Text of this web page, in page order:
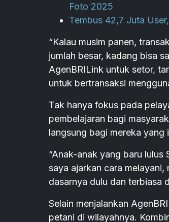
Foto 2025
Tembus 42,7 Juta
“Kalau musim panen,
jumlah besar, kadang bisa
AgenBRILink untuk setor,
untuk bertransaksi
Tak hanya fokus pada
pembelajaran bagi
langsung bagi mereka yang
“Anak-anak yang baru
saya ajarkan cara
dasarnya dulu dan terbiasa
Selain menjalankan
petani di wilayahnya.